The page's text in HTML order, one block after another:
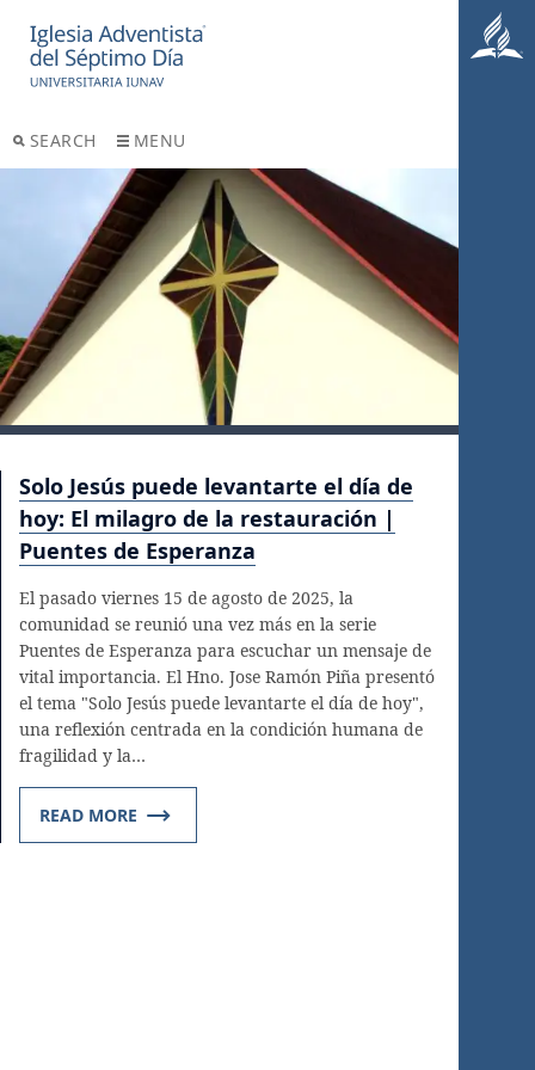
SEARCH MENU
Solo Jesús puede levantarte el día de
hoy: El milagro de la restauración |
Puentes de Esperanza
El pasado viernes 15 de agosto de 2025, la
comunidad se reunió una vez más en la serie
Puentes de Esperanza para escuchar un mensaje de
vital importancia. El Hno. Jose Ramón Piña presentó
el tema "Solo Jesús puede levantarte el día de hoy",
una reflexión centrada en la condición humana de
fragilidad y la…
READ MORE